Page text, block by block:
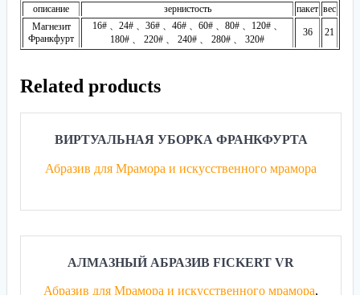
описание зернистость пакет вес
Магнезит
Франкфурт
16# 、24# 、36# 、46# 、60# 、80# 、120# 、
180# 、 220# 、 240# 、 280# 、 320#
36 21
Related products
ВИРТУАЛЬНАЯ УБОРКА ФРАНКФУРТА
Абразив для Мрамора и искусственного мрамора
АЛМАЗНЫЙ АБРАЗИВ FICKERT VR
Абразив для Мрамора и искусственного мрамора,